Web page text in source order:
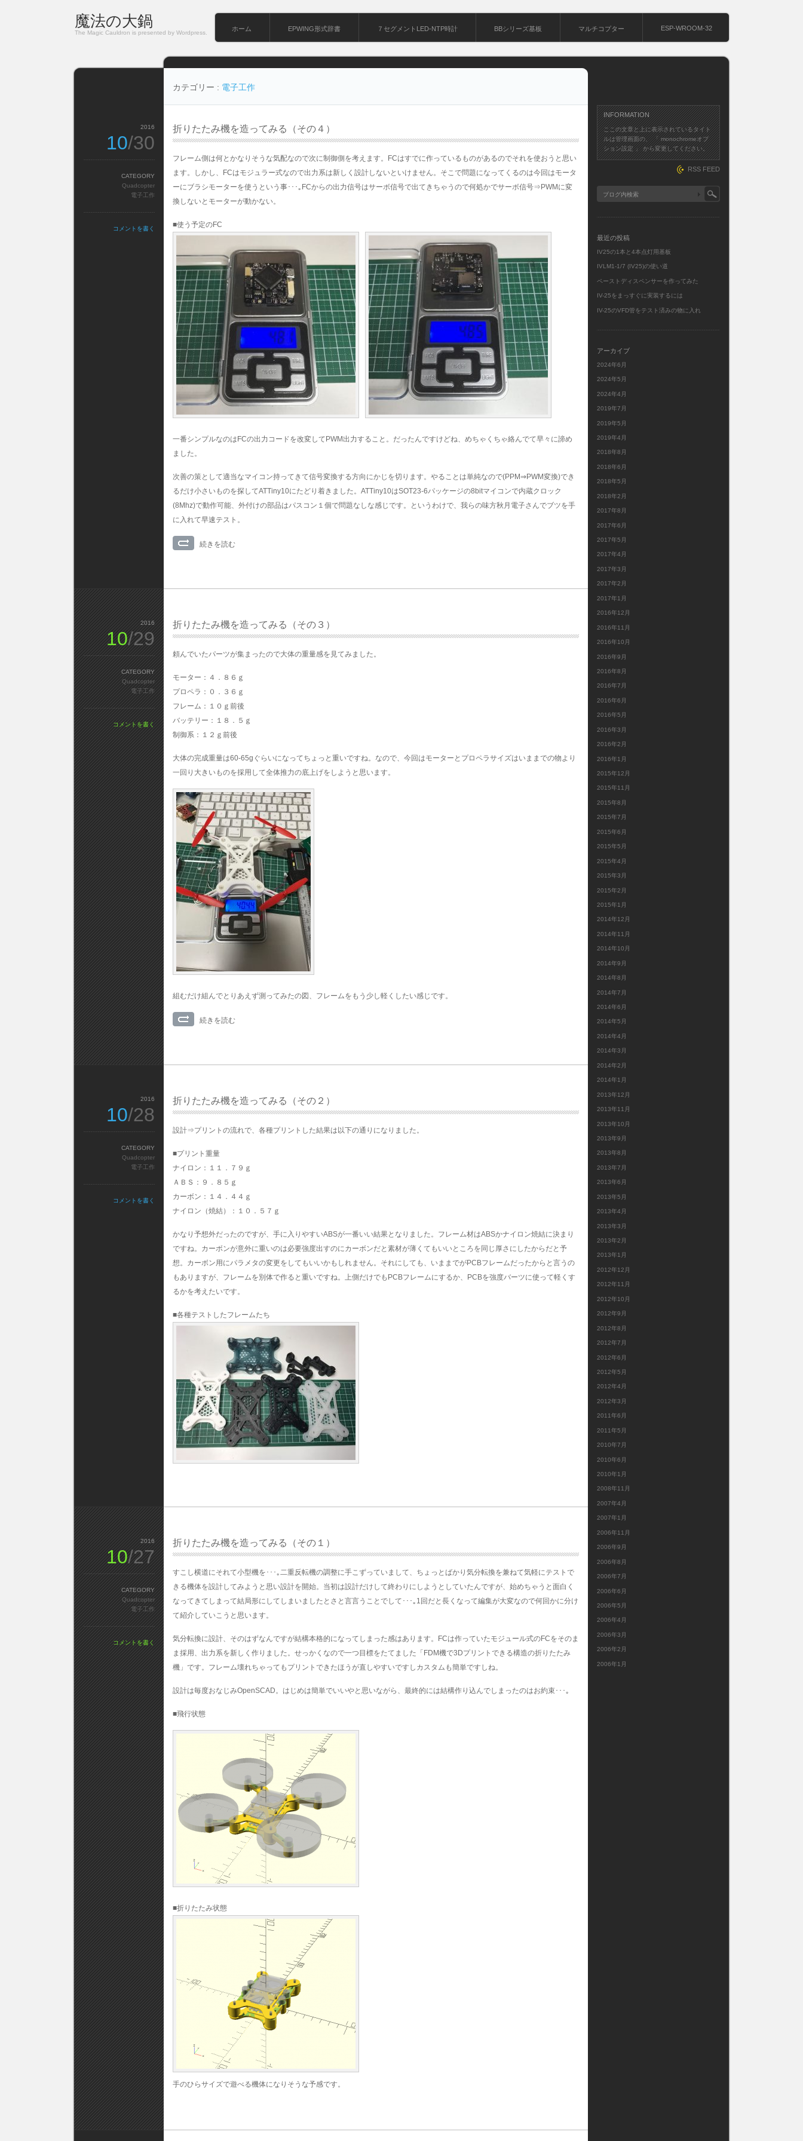
魔法の大鍋
The Magic Cauldron is presented by Wordpress.
ホーム EPWING形式辞書 ７セグメントLED-NTP時計 BBシリーズ基板 マルチコプター ESP-WROOM-32
カテゴリー : 電子工作
折りたたみ機を造ってみる（その４）
フレーム側は何とかなりそうな気配なので次に制御側を考えます。FCはすでに作っているものがあるのでそれを使おうと思い
ます。しかし、FCはモジュラー式なので出力系は新しく設計しないといけません。そこで問題になってくるのは今回はモータ
ーにブラシモーターを使うという事･･･｡FCからの出力信号はサーボ信号で出てきちゃうので何処かでサーボ信号⇒PWMに変
換しないとモーターが動かない。
■使う予定のFC
一番シンプルなのはFCの出力コードを改変してPWM出力すること。だったんですけどね、めちゃくちゃ絡んでて早々に諦め
ました。
次善の策として適当なマイコン持ってきて信号変換する方向にかじを切ります。やることは単純なので(PPM⇒PWM変換)でき
るだけ小さいものを探してATTiny10にたどり着きました。ATTiny10はSOT23-6パッケージの8bitマイコンで内蔵クロック
(8Mhz)で動作可能、外付けの部品はパスコン１個で問題なしな感じです。というわけで、我らの味方秋月電子さんでブツを手
に入れて早速テスト。
続きを読む
2016
10/30
CATEGORY
Quadcopter
電子工作
コメントを書く
折りたたみ機を造ってみる（その３）
頼んでいたパーツが集まったので大体の重量感を見てみました。
モーター：４．８６ｇ
プロペラ：０．３６ｇ
フレーム：１０ｇ前後
バッテリー：１８．５ｇ
制御系：１２ｇ前後
大体の完成重量は60-65gぐらいになってちょっと重いですね。なので、今回はモーターとプロペラサイズはいままでの物より
一回り大きいものを採用して全体推力の底上げをしようと思います。
組むだけ組んでとりあえず測ってみたの図、フレームをもう少し軽くしたい感じです。
続きを読む
2016
10/29
CATEGORY
Quadcopter
電子工作
コメントを書く
折りたたみ機を造ってみる（その２）
設計⇒プリントの流れで、各種プリントした結果は以下の通りになりました。
■プリント重量
ナイロン：１１．７９ｇ
ＡＢＳ：９．８５ｇ
カーボン：１４．４４ｇ
ナイロン（焼結）：１０．５７ｇ
かなり予想外だったのですが、手に入りやすいABSが一番いい結果となりました。フレーム材はABSかナイロン焼結に決まり
ですね。カーボンが意外に重いのは必要強度出すのにカーボンだと素材が薄くてもいいところを同じ厚さにしたからだと予
想。カーボン用にパラメタの変更をしてもいいかもしれません。それにしても、いままでがPCBフレームだったからと言うの
もありますが、フレームを別体で作ると重いですね。上側だけでもPCBフレームにするか、PCBを強度バーツに使って軽くす
るかを考えたいです。
■各種テストしたフレームたち
2016
10/28
CATEGORY
Quadcopter
電子工作
コメントを書く
折りたたみ機を造ってみる（その１）
すこし横道にそれて小型機を･･･｡二重反転機の調整に手こずっていまして、ちょっとばかり気分転換を兼ねて気軽にテストで
きる機体を設計してみようと思い設計を開始。当初は設計だけして終わりにしようとしていたんですが、始めちゃうと面白く
なってきてしまって結局形にしてしまいましたとさと言言うことでして･･･｡1回だと長くなって編集が大変なので何回かに分け
て紹介していこうと思います。
気分転換に設計、そのはずなんですが結構本格的になってしまった感はあります。FCは作っていたモジュール式のFCをそのま
ま採用、出力系を新しく作りました。せっかくなので一つ目標をたてました「FDM機で3Dプリントできる構造の折りたたみ
機」です。フレーム壊れちゃってもプリントできたほうが直しやすいですしカスタムも簡単ですしね。
設計は毎度おなじみOpenSCAD。はじめは簡単でいいやと思いながら、最終的には結構作り込んでしまったのはお約束･･･｡
■飛行状態
■折りたたみ状態
手のひらサイズで遊べる機体になりそうな予感です。
2016
10/27
CATEGORY
Quadcopter
電子工作
コメントを書く
INFORMATION
ここの文章と上に表示されているタイト
ルは管理画面の、 「 monochromeオプ
ション設定 」 から変更してください。
RSS FEED
最近の投稿
IV25の1本と4本点灯用基板
IVLM1-1/7 (IV25)の使い道
ペーストディスペンサーを作ってみた
IV-25をまっすぐに実装するには
IV-25のVFD管をテスト済みの物に入れ
アーカイブ
2024年6月
2024年5月
2024年4月
2019年7月
2019年5月
2019年4月
2018年8月
2018年6月
2018年5月
2018年2月
2017年8月
2017年6月
2017年5月
2017年4月
2017年3月
2017年2月
2017年1月
2016年12月
2016年11月
2016年10月
2016年9月
2016年8月
2016年7月
2016年6月
2016年5月
2016年3月
2016年2月
2016年1月
2015年12月
2015年11月
2015年8月
2015年7月
2015年6月
2015年5月
2015年4月
2015年3月
2015年2月
2015年1月
2014年12月
2014年11月
2014年10月
2014年9月
2014年8月
2014年7月
2014年6月
2014年5月
2014年4月
2014年3月
2014年2月
2014年1月
2013年12月
2013年11月
2013年10月
2013年9月
2013年8月
2013年7月
2013年6月
2013年5月
2013年4月
2013年3月
2013年2月
2013年1月
2012年12月
2012年11月
2012年10月
2012年9月
2012年8月
2012年7月
2012年6月
2012年5月
2012年4月
2012年3月
2011年6月
2011年5月
2010年7月
2010年6月
2010年1月
2008年11月
2007年4月
2007年1月
2006年11月
2006年9月
2006年8月
2006年7月
2006年6月
2006年5月
2006年4月
2006年3月
2006年2月
2006年1月